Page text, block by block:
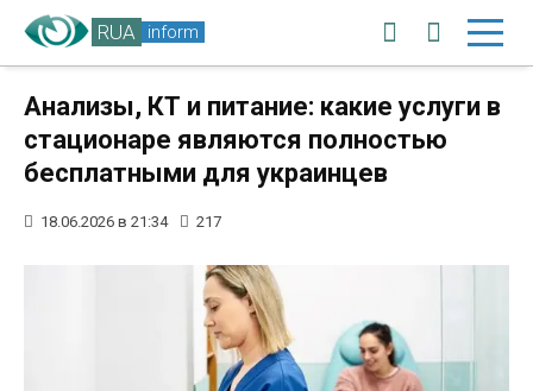
RUA inform
Анализы, КТ и питание: какие услуги в
стационаре являются полностью
бесплатными для украинцев
18.06.2026 в 21:34 217